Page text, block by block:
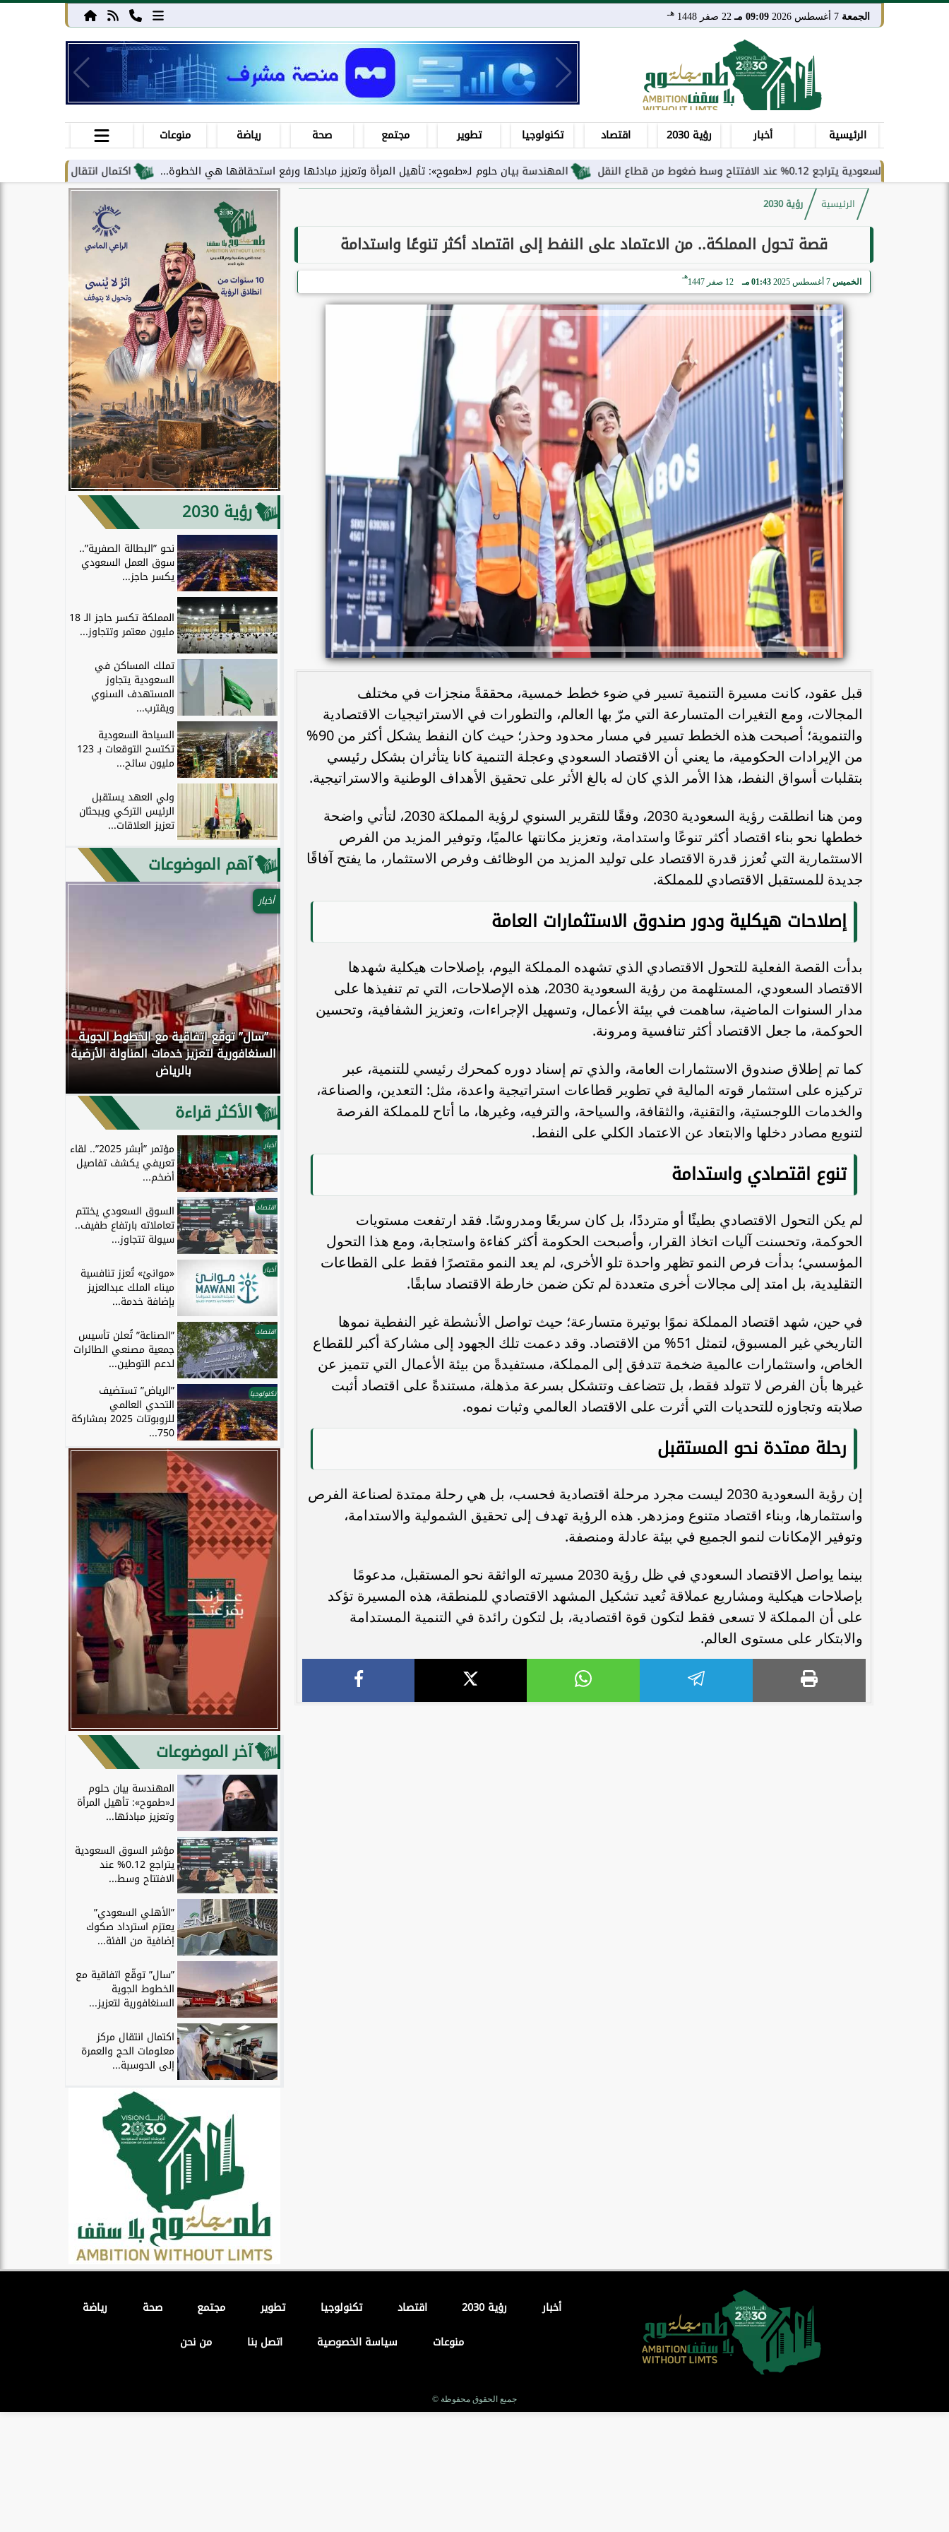
الجمعة 09:09 مـ 22 صفر 1448 هـ
الرئيسية أخبار رؤية 2030 اقتصاد تكنولوجيا تطوير مجتمع صحة رياضة
منوعات
اكتمال انتقال مركز معلومات الحج والعمرة
المهندسة بيان حلوم لـ«طموح»: تأهيل المرأة وتعزيز مبادئها ورفع استحقاقها هي الخطوة... عند الافتتاح وسط ضغوط من قطاع النقل
الرئيسية رؤية 2030
قصة تحول المملكة.. من الاعتماد على النفط إلى اقتصاد أكثر تنوعًا واستدامة
الخميس 7 أغسطس 2025 01:43 مـ 12 صفر 1447
هـ
قبل عقود، كانت مسيرة التنمية تسير في ضوء خطط خمسية، محققةً منجزات في مختلف
المجالات، ومع التغيرات المتسارعة التي مرّ بها العالم، والتطورات في الاستراتيجيات الاقتصادية
والتنموية؛ أصبحت هذه الخطط تسير في مسار محدود وحذر؛ حيث كان النفط يشكل أكثر من 90%
من الإيرادات الحكومية، ما يعني أن الاقتصاد السعودي وعجلة التنمية كانا يتأثران بشكل رئيسي
بتقلبات أسواق النفط، هذا الأمر الذي كان له بالغ الأثر على تحقيق الأهداف الوطنية والاستراتيجية.
ومن هنا انطلقت رؤية السعودية 2030، وفقًا للتقرير السنوي لرؤية المملكة 2030، لتأتي واضحة
خططها نحو بناء اقتصاد أكثر تنوعًا واستدامة، وتعزيز مكانتها عالميًا، وتوفير المزيد من الفرص
الاستثمارية التي تُعزز قدرة الاقتصاد على توليد المزيد من الوظائف وفرص الاستثمار، ما يفتح آفاقًا
جديدة للمستقبل الاقتصادي للمملكة.
إصلاحات هيكلية ودور صندوق الاستثمارات العامة
بدأت القصة الفعلية للتحول الاقتصادي الذي تشهده المملكة اليوم، بإصلاحات هيكلية شهدها
الاقتصاد السعودي، المستلهمة من رؤية السعودية 2030، هذه الإصلاحات، التي تم تنفيذها على
مدار السنوات الماضية، ساهمت في بيئة الأعمال، وتسهيل الإجراءات، وتعزيز الشفافية، وتحسين
الحوكمة، ما جعل الاقتصاد أكثر تنافسية ومرونة.
كما تم إطلاق صندوق الاستثمارات العامة، والذي تم إسناد دوره كمحرك رئيسي للتنمية، عبر
تركيزه على استثمار قوته المالية في تطوير قطاعات استراتيجية واعدة، مثل: التعدين، والصناعة،
والخدمات اللوجستية، والتقنية، والثقافة، والسياحة، والترفيه، وغيرها، ما أتاح للمملكة الفرصة
لتنويع مصادر دخلها والابتعاد عن الاعتماد الكلي على النفط.
تنوع اقتصادي واستدامة
لم يكن التحول الاقتصادي بطيئًا أو مترددًا، بل كان سريعًا ومدروسًا. فقد ارتفعت مستويات
الحوكمة، وتحسنت آليات اتخاذ القرار، وأصبحت الحكومة أكثر كفاءة واستجابة، ومع هذا التحول
المؤسسي؛ بدأت فرص النمو تظهر واحدة تلو الأخرى، لم يعد النمو مقتصرًا فقط على القطاعات
التقليدية، بل امتد إلى مجالات أخرى متعددة لم تكن ضمن خارطة الاقتصاد سابقًا.
في حين، شهد اقتصاد المملكة نموًا بوتيرة متسارعة؛ حيث تواصل الأنشطة غير النفطية نموها
التاريخي غير المسبوق، لتمثل 51% من الاقتصاد. وقد دعمت تلك الجهود إلى مشاركة أكبر للقطاع
الخاص، واستثمارات عالمية ضخمة تتدفق إلى المملكة، مستفيدةً من بيئة الأعمال التي تتميز عن
غيرها بأن الفرص لا تتولد فقط، بل تتضاعف وتتشكل بسرعة مذهلة، مستندةً على اقتصاد أثبت
صلابته وتجاوزه للتحديات التي أثرت على الاقتصاد العالمي وثبات نموه.
رحلة ممتدة نحو المستقبل
إن رؤية السعودية 2030 ليست مجرد مرحلة اقتصادية فحسب، بل هي رحلة ممتدة لصناعة الفرص
واستثمارها، وبناء اقتصاد متنوع ومزدهر. هذه الرؤية تهدف إلى تحقيق الشمولية والاستدامة،
وتوفير الإمكانات لنمو الجميع في بيئة عادلة ومنصفة.
بينما يواصل الاقتصاد السعودي في ظل رؤية 2030 مسيرته الواثقة نحو المستقبل، مدعومًا
بإصلاحات هيكلية ومشاريع عملاقة تُعيد تشكيل المشهد الاقتصادي للمنطقة، هذه المسيرة تؤكد
على أن المملكة لا تسعى فقط لتكون قوة اقتصادية، بل لتكون رائدة في التنمية المستدامة
والابتكار على مستوى العالم.
رؤية 2030
نحو ”البطالة الصفرية”..
سوق العمل السعودي
يكسر حاجز...
المملكة تكسر حاجز الـ 18
مليون معتمر وتتجاوز...
تملك المساكن في
السعودية يتجاوز
المستهدف السنوي
ويقترب...
السياحة السعودية
تكتسح التوقعات بـ 123
مليون سائح...
ولي العهد يستقبل
الرئيس التركي ويبحثان
تعزيز العلاقات...
آهم الموضوعات
المهندسة بيان حلوم لـ«طموح»: تأهيل
هي الخطوة... الافتتاح وسط ضغوط من قطاع النقل إضافية من الفئة الأولى بقيمة 1.25 مليار...
أخبار
”سال” توقّع اتفاقية مع الخطوط الجوية
السنغافورية لتعزيز خدمات المناولة الأرضية
بالرياض
الأكثر قراءة
أخبار مؤتمر ”أبشر 2025”.. لقاء
تعريفي يكشف تفاصيل
أضخم...
اقتصاد السوق السعودي يختتم
تعاملاته بارتفاع طفيف..
سيولة تتجاوز...
أخبار «موانئ» تُعزز تنافسية
ميناء الملك عبدالعزيز
بإضافة خدمة...
اقتصاد ”الصناعة” تُعلن تأسيس
جمعية مصنعي الطائرات
لدعم التوطين...
تكنولوجيا ”الرياض” تستضيف
التحدي العالمي
للروبوتات 2025 بمشاركة
750...
آخر الموضوعات
المهندسة بيان حلوم
لـ«طموح»: تأهيل المرأة
وتعزيز مبادئها...
مؤشر السوق السعودية
يتراجع 0.12% عند
الافتتاح وسط...
”الأهلي السعودي”
يعتزم استرداد صكوك
إضافية من الفئة...
”سال” توقّع اتفاقية مع
الخطوط الجوية
السنغافورية لتعزيز...
اكتمال انتقال مركز
معلومات الحج والعمرة
إلى الحوسبة...
أخبار رؤية 2030 اقتصاد تكنولوجيا تطوير مجتمع صحة
رياضة
منوعات
سياسة الخصوصية اتصل بنا من نحن
جميع الحقوق محفوظة ©